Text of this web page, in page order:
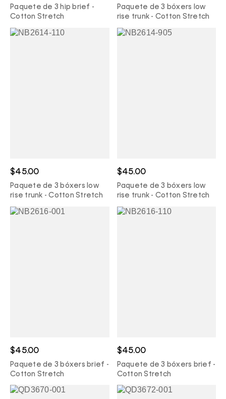
Paquete de 3 hip brief -
Cotton Stretch
Paquete de 3 bóxers low
rise trunk - Cotton Stretch
$45.00
Paquete de 3 bóxers low
rise trunk - Cotton Stretch
$45.00
Paquete de 3 bóxers low
rise trunk - Cotton Stretch
$45.00
Paquete de 3 bóxers brief -
Cotton Stretch
$45.00
Paquete de 3 bóxers brief -
Cotton Stretch